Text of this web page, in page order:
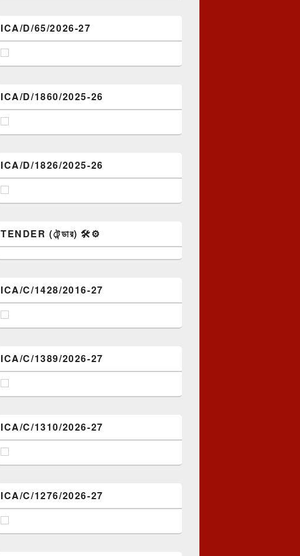
ICA/D/65/2026-27
ICA/D/1860/2025-26
ICA/D/1826/2025-26
TENDER (টেন্ডার) 🛠️⚙️
ICA/C/1428/2016-27
ICA/C/1389/2026-27
ICA/C/1310/2026-27
ICA/C/1276/2026-27